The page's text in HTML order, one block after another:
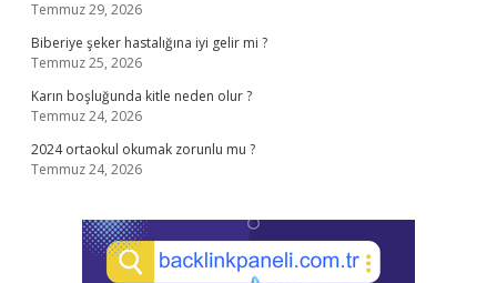
Temmuz 29, 2026
Biberiye şeker hastalığına iyi gelir mi ?
Temmuz 25, 2026
Karın boşluğunda kitle neden olur ?
Temmuz 24, 2026
2024 ortaokul okumak zorunlu mu ?
Temmuz 24, 2026